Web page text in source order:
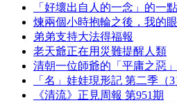
「好壞出自人的一念」的一
煉兩個小時抱輪之後，我的
弟弟支持大法得福報
老天爺正在用災難提醒人類
清朝一位師爺的「平庸之惡」
「名」娃娃現形記 第二季（3
《清流》正見周報 第951期